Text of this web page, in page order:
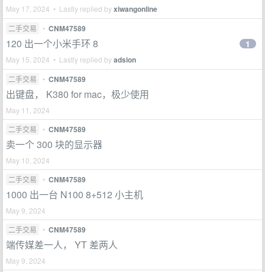
May 17, 2024 • Lastly replied byxiwangonline
二手交易 • CNM47589
120 出一个小米手环 8
May 15, 2024 • Lastly replied byadsion
1
二手交易 • CNM47589
出键盘， K380 for mac，极少使用
May 11, 2024
二手交易
• CNM47589
卖一个 300 块的显示器
May 10, 2024
二手交易
• CNM47589
1000 出一台 N100 8+512 小主机
May 9, 2024
二手交易
• CNM47589
端传媒差一人， YT 差两人
May 9, 2024